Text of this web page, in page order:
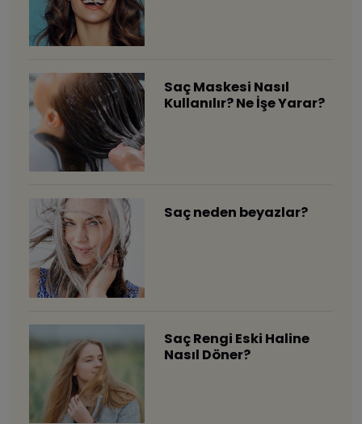
Saç Maskesi Nasıl
Kullanılır? Ne İşe Yarar?
Saç neden beyazlar?
Saç Rengi Eski Haline
Nasıl Döner?